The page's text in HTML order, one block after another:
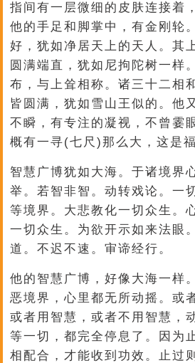
指间有一层微细的皮肤连接着
他的手足和脚掌中，有金刚轮
好，犹如净居天上的天人。其
圆满端直，犹如尼拘陀树一样
布，与上耸相称。诸三十二相
皆圆满，犹如雪山王似的。他
不瞬，有专注的凝视，不曾霎
概有一寻(七尺)那么大，这是
智慧广博犹如大海。于诸境界
举。若智非智。动转戏论。一
等境界。大悲教化一切众生。
一切众生。为欲开示如来法眼
道。不迟不速。审谛经行。
他的智慧广博，好像大海一样
恶境界，心里都无所动摇。或
或者用智慧，或者不用智慧，
等一切，都完全停息了。因为
相配合，才能收到功效。止过